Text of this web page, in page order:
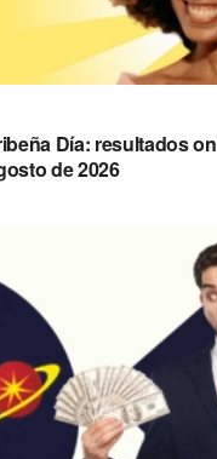
Día: resultados
de 2026